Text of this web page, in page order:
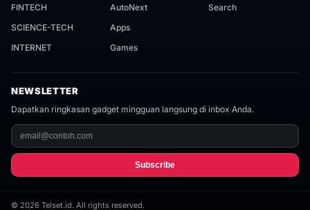
FINTECH
SCIENCE-TECH
INTERNET
AutoNext
Apps
Games
Search
NEWSLETTER
Dapatkan ringkasan gadget mingguan langsung di inbox Anda.
Subscribe
© 2026 Telset.id. All rights reserved.